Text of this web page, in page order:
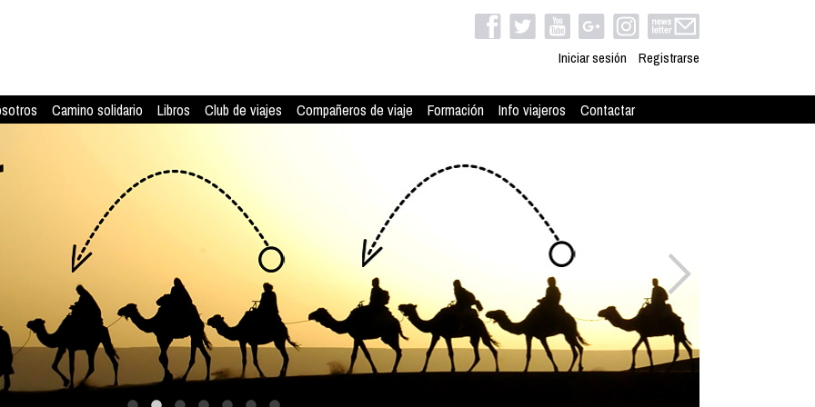
Iniciar sesión Registrarse
Camino solidario Libros Club de viajes Compañeros de viaje Formación Info viajeros Contactar